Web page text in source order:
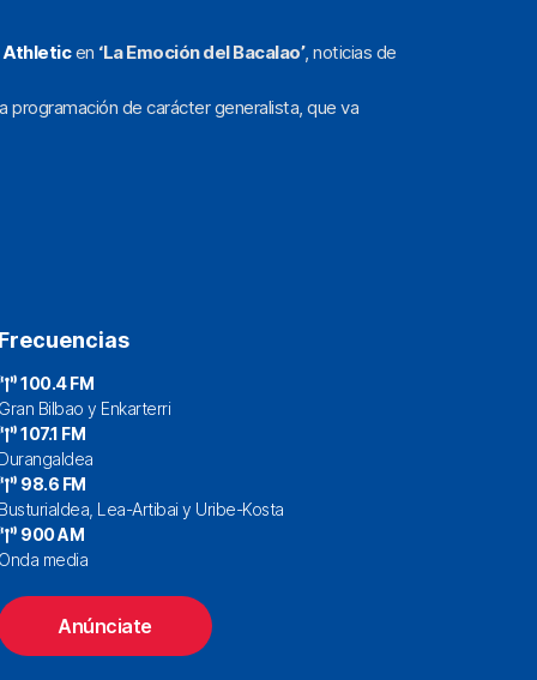
Athleticen ‘La Emoción del Bacalao’, noticias de
programación de carácter generalista, que va
100.4 FM
Bilbao y Enkarterri
107.1 FM
98.6 FM
Lea-Artibai y Uribe-Kosta
900 AM
media
Anúnciate